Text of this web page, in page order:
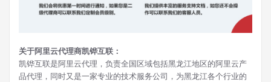
关于阿里云代理商凯铧互联：
凯铧互联是阿里云代理，负责全国区域包括黑龙江地区的阿里云产
品代理，同时又是一家专业的技术服务公司，为黑龙江各个行业的